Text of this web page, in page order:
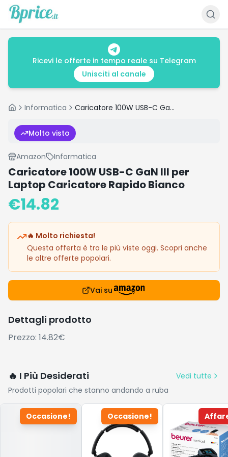
Ricevi le offerte in tempo reale su Telegram
Unisciti al canale
HomeInformatica Caricatore 100W USB-C GaN III per Laptop Caricatore Rapido Bianco
Molto visto
Amazon Informatica
Caricatore 100W USB-C GaN III per
Laptop Caricatore Rapido Bianco
€14.82
🔥 Molto richiesta!
Questa offerta è tra le più viste oggi. Scopri anche
le altre offerte popolari.
Vai su
Dettagli prodotto
Prezzo: 14.82€
🔥 I Più Desiderati
Vedi tutte
Prodotti popolari che stanno andando a ruba
Occasione! Occasione!